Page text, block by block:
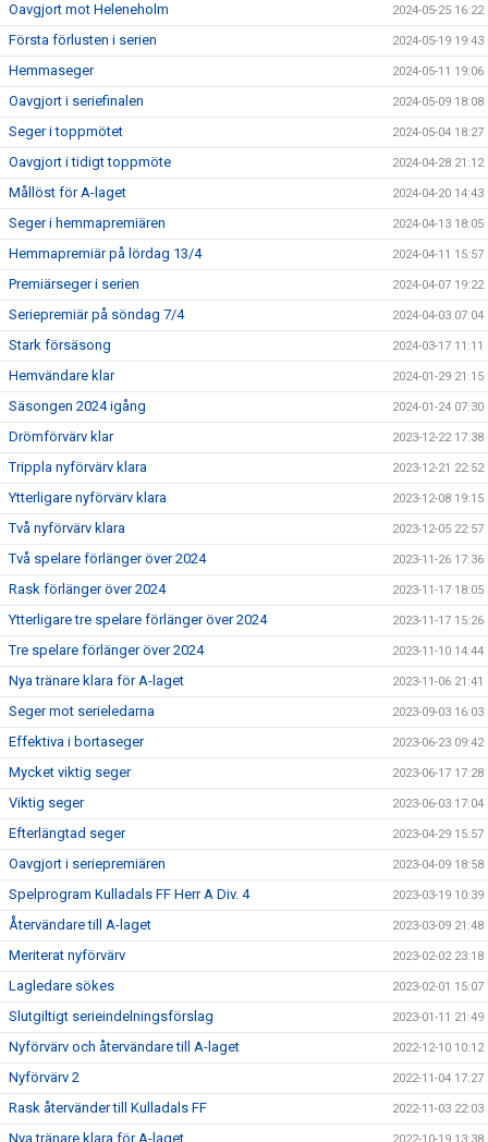
Oavgjort mot Heleneholm 2024-05-25 16:22
Första förlusten i serien 2024-05-19 19:43
Hemmaseger 2024-05-11 19:06
Oavgjort i seriefinalen 2024-05-09 18:08
Seger i toppmötet 2024-05-04 18:27
Oavgjort i tidigt toppmöte 2024-04-28 21:12
Mållöst för A-laget 2024-04-20 14:43
Seger i hemmapremiären 2024-04-13 18:05
Hemmapremiär på lördag 13/4 2024-04-11 15:57
Premiärseger i serien 2024-04-07 19:22
Seriepremiär på söndag 7/4 2024-04-03 07:04
Stark försäsong 2024-03-17 11:11
Hemvändare klar 2024-01-29 21:15
Säsongen 2024 igång 2024-01-24 07:30
Drömförvärv klar 2023-12-22 17:38
Trippla nyförvärv klara 2023-12-21 22:52
Ytterligare nyförvärv klara 2023-12-08 19:15
Två nyförvärv klara 2023-12-05 22:57
Två spelare förlänger över 2024 2023-11-26 17:36
Rask förlänger över 2024 2023-11-17 18:05
Ytterligare tre spelare förlänger över 2024 2023-11-17 15:26
Tre spelare förlänger över 2024 2023-11-10 14:44
Nya tränare klara för A-laget 2023-11-06 21:41
Seger mot serieledarna 2023-09-03 16:03
Effektiva i bortaseger 2023-06-23 09:42
Mycket viktig seger 2023-06-17 17:28
Viktig seger 2023-06-03 17:04
Efterlängtad seger 2023-04-29 15:57
Oavgjort i seriepremiären 2023-04-09 18:58
Spelprogram Kulladals FF Herr A Div. 4 2023-03-19 10:39
Återvändare till A-laget 2023-03-09 21:48
Meriterat nyförvärv 2023-02-02 23:18
Lagledare sökes 2023-02-01 15:07
Slutgiltigt serieindelningsförslag 2023-01-11 21:49
Nyförvärv och återvändare till A-laget 2022-12-10 10:12
Nyförvärv 2 2022-11-04 17:27
Rask återvänder till Kulladals FF 2022-11-03 22:03
Nya tränare klara för A-laget